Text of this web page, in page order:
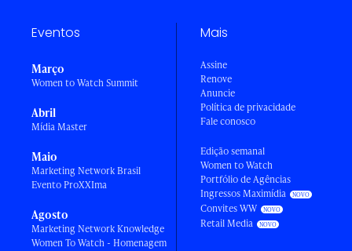
Eventos
Março
Women to Watch Summit
Abril
Mídia Master
Maio
Marketing Network Brasil
Evento ProXXIma
Agosto
Marketing Network Knowledge
Women To Watch - Homenagem
Mais
Assine
Renove
Anuncie
Política de privacidade
Fale conosco
Edição semanal
Women to Watch
Portfólio de Agências
Ingressos Maximídia
Convites WW
Retail Media